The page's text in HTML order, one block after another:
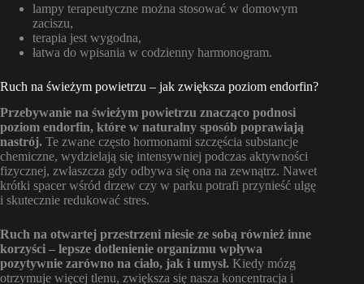
lampy terapeutyczne można stosować w domowym
zaciszu,
terapia jest wygodna,
łatwa do wpisania w codzienny harmonogram.
Ruch na świeżym powietrzu – jak zwiększa poziom endorfin?
Przebywanie na świeżym powietrzu znacząco podnosi
poziom endorfin, które w naturalny sposób poprawiają
nastrój. Te zwane często hormonami szczęścia substancje
chemiczne, wydzielają się intensywniej podczas aktywności
fizycznej, zwłaszcza gdy odbywa się ona na zewnątrz. Nawet
krótki spacer wśród drzew czy w parku potrafi przynieść ulgę
i skutecznie redukować stres.
Ruch na otwartej przestrzeni niesie ze sobą również inne
korzyści – lepsze dotlenienie organizmu wpływa
pozytywnie zarówno na ciało, jak i umysł. Kiedy mózg
otrzymuje więcej tlenu, zwiększa się nasza koncentracja i